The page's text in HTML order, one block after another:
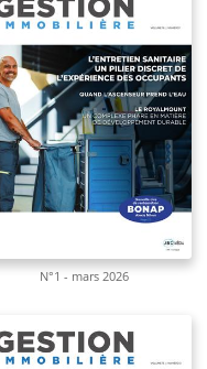
N°1 - mars 2026